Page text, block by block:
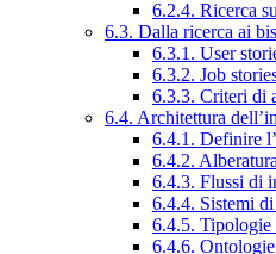
6.2.4. Ricerca
6.3. Dalla ricerca ai
6.3.1. User
6.3.2. Job
6.3.3. Criteri di
6.4. Architettura
6.4.1. Definire
6.4.2. Alberatura
6.4.3. Flussi di
6.4.4. Sistemi
6.4.5. Tipologie
6.4.6. Ontologie